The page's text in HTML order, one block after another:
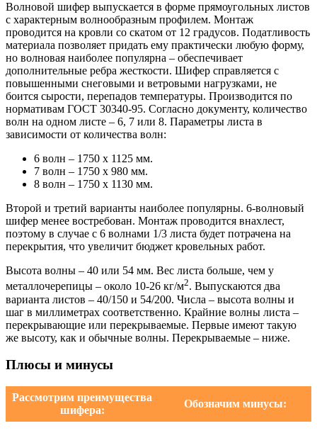
Волновой шифер выпускается в форме прямоугольных листов
с характерным волнообразным профилем. Монтаж
проводится на кровли со скатом от 12 градусов. Податливость
материала позволяет придать ему практически любую форму,
но волновая наиболее популярна – обеспечивает
дополнительные ребра жесткости. Шифер справляется с
повышенными снеговыми и ветровыми нагрузками, не
боится сырости, перепадов температуры. Производится по
нормативам ГОСТ 30340-95. Согласно документу, количество
волн на одном листе – 6, 7 или 8. Параметры листа в
зависимости от количества волн:
6 волн – 1750 х 1125 мм.
7 волн – 1750 х 980 мм.
8 волн – 1750 х 1130 мм.
Второй и третий варианты наиболее популярны. 6-волновый
шифер менее востребован. Монтаж проводится внахлест,
поэтому в случае с 6 волнами 1/3 листа будет потрачена на
перекрытия, что увеличит бюджет кровельных работ.
Высота волны – 40 или 54 мм. Вес листа больше, чем у
металлочерепицы – около 10-26 кг/м2. Выпускаются два
варианта листов – 40/150 и 54/200. Числа – высота волны и
шаг в миллиметрах соответственно. Крайние волны листа –
перекрывающие или перекрываемые. Первые имеют такую
же высоту, как и обычные волны. Перекрываемые – ниже.
Плюсы и минусы
Рассмотрим преимущества
шифера:
Обозначим минусы: